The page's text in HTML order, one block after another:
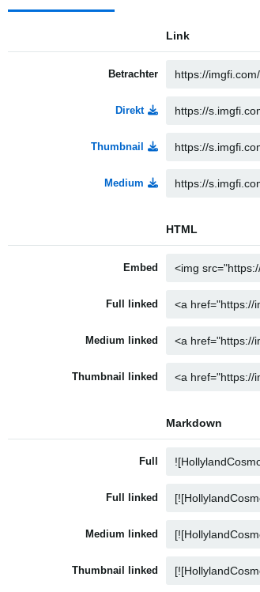
Link
Betrachter
Direkt
Thumbnail
Medium
HTML
Embed
Full linked
Medium linked
Thumbnail linked
Markdown
Full
Full linked
Medium linked
Thumbnail linked